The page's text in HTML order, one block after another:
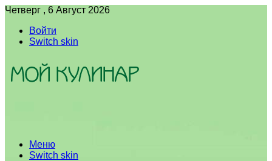
Четверг , 6 Август 2026
Войти
Switch skin
Меню
Switch skin